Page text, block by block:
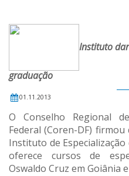
Instituto
graduação
01.11.2013
O Conselho Regional
Federal (Coren-DF)
Instituto de Especialização
oferece cursos de
Oswaldo Cruz em Goiânia